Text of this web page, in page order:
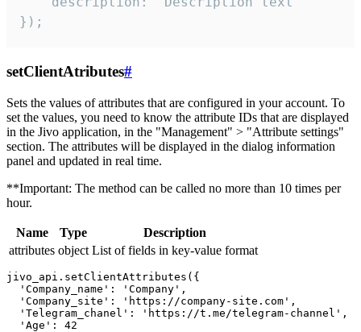
});
setClientAtributes#
Sets the values ​​of attributes that are configured in your account. To
set the values, you need to know the attribute IDs that are displayed
in the Jivo application, in the "Management" > "Attribute settings"
section. The attributes will be displayed in the dialog information
panel and updated in real time.
**Important: The method can be called no more than 10 times per
hour.
Name Type
Description
attributes object List of fields in key-value format
jivo_api.setClientAttributes({
  'Company_name': 'Company',
  'Company_site': 'https://company-site.com',
  'Telegram_chanel': 'https://t.me/telegram-channel',
  'Age': 42